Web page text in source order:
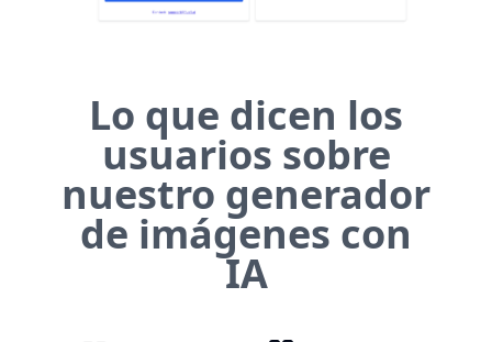
Lo que dicen los
usuarios sobre
nuestro generador
de imágenes con
IA